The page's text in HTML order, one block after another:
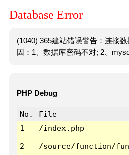
Database Error
(1040) 365建站错误警告：连接
因：1、数据库密码不对; 2、
PHP Debug
No. File
1
/index.php
2 /source/function/